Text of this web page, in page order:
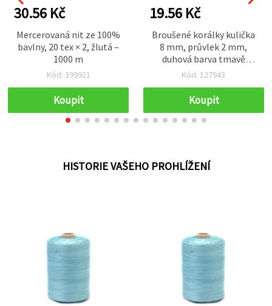
30.56 Kč
Mercerovaná nit ze 100%
bavlny, 20 tex × 2, žlutá –
1000 m
Kód: 399921
Koupit
19.56 Kč
Broušené korálky kulička
8 mm, průvlek 2 mm,
duhová barva tmavě
růžová – 20 g (cca 80 ks),
Kód: 127943
Koupit
HISTORIE VAŠEHO PROHLÍŽENÍ